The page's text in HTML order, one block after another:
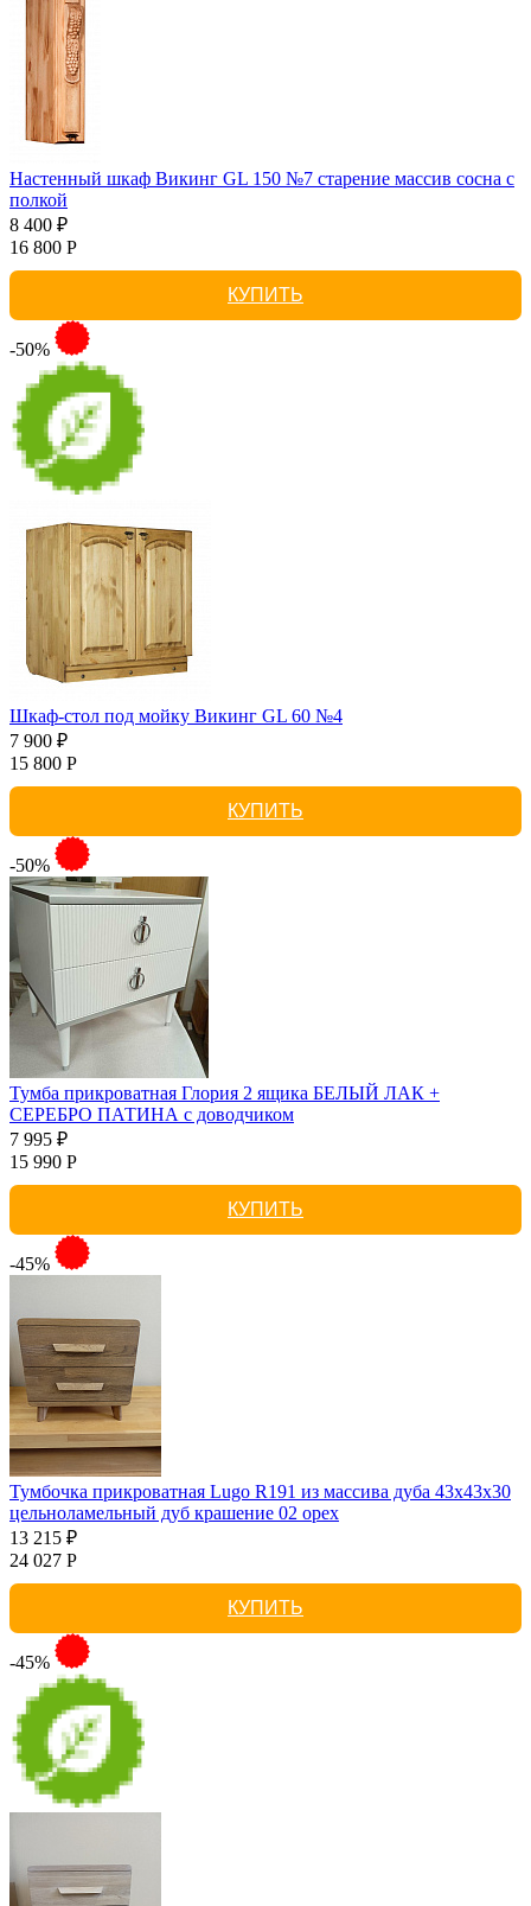
Настенный шкаф Викинг GL 150 №7 старение массив сосна с
полкой
8 400 ₽
16 800 Р
КУПИТЬ
-50%
Шкаф-стол под мойку Викинг GL 60 №4
7 900 ₽
15 800 Р
КУПИТЬ
-50%
Тумба прикроватная Глория 2 ящика БЕЛЫЙ ЛАК +
СЕРЕБРО ПАТИНА с доводчиком
7 995 ₽
15 990 Р
КУПИТЬ
-45%
Тумбочка прикроватная Lugo R191 из массива дуба 43х43х30
цельноламельный дуб крашение 02 орех
13 215 ₽
24 027 Р
КУПИТЬ
-45%